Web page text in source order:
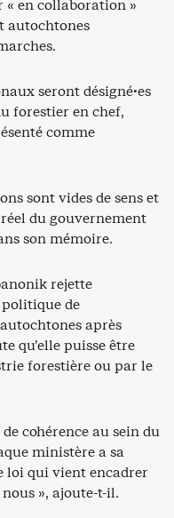
en collaboration »
autochtones
seront désigné·es
forestier en chef,
comme
sont vides de sens et
du gouvernement
son mémoire.
rejette
politique de
après
qu’elle puisse être
forestière ou par le
cohérence au sein du
ministère a sa
loi qui vient encadrer
», ajoute-t-il.